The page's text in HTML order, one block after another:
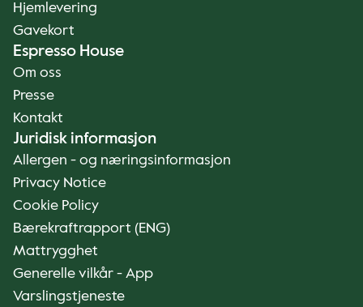
Hjemlevering
Gavekort
Espresso House
Om oss
Presse
Kontakt
Juridisk informasjon
Allergen - og næringsinformasjon
Privacy Notice
Cookie Policy
Bærekraftrapport (ENG)
Mattrygghet
Generelle vilkår - App
Varslingstjeneste